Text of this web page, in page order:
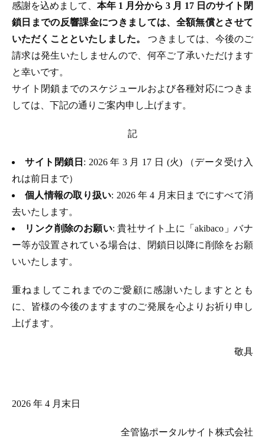
感謝を込めまして、 本年 1 月分から 3 月 17 日のサイト閉
鎖日までの反響課金につきましては、全額無償とさせて
いただくことといたしました。つきましては、今後のご
請求は発生いたしませんので、何卒ご了承いただけます
と幸いです。
サイト閉鎖までのスケジュールおよび各種対応につきま
しては、下記の通りご案内申し上げます。
記
サイト閉鎖日 : 2026 年 3 月 17 日 (火) （データ受け入
れは前日まで）
個人情報の取り扱い: 2026 年 4 月末日までにすべて消
去いたします。
リンク削除のお願い: 貴社サイト上に「akibaco」バナ
ー等が設置されている場合は、閉鎖日以降に削除をお願
いいたします。
重ねましてこれまでのご愛顧に感謝いたしますととも
に、皆様の今後のますますのご発展を心よりお祈り申し
上げます。
敬具
2026 年 4 月末日
全管協ポータルサイト株式会社